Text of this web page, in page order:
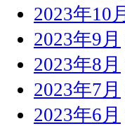
2023年10月
2023年9月
2023年8月
2023年7月
2023年6月